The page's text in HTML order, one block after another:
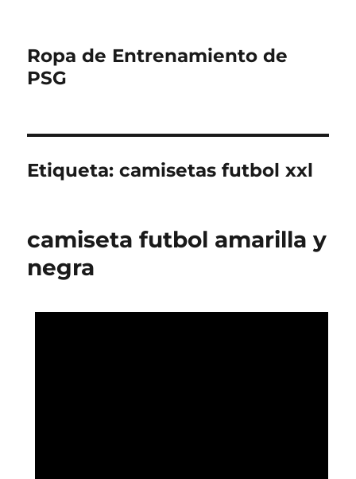
Ropa de Entrenamiento de
PSG
Etiqueta:camisetas futbol xxl
camiseta futbol amarilla y
negra